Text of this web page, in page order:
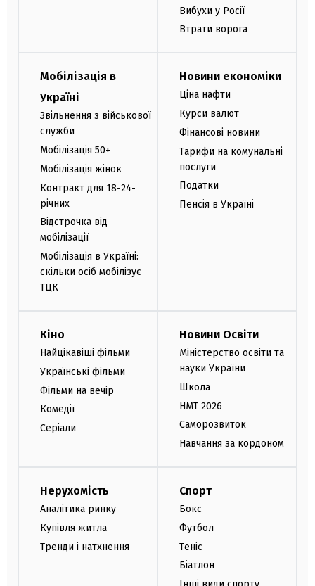
Вибухи у Росії
Втрати ворога
Мобілізація в
Україні
Звільнення з військової
служби
Мобілізація 50+
Мобілізація жінок
Контракт для 18-24-
річних
Відстрочка від
мобілізації
Мобілізація в Україні:
скільки осіб мобілізує
ТЦК
Новини економіки
Ціна нафти
Курси валют
Фінансові новини
Тарифи на комунальні
послуги
Податки
Пенсія в Україні
Кіно
Найцікавіші фільми
Українські фільми
Фільми на вечір
Комедії
Серіали
Новини Освіти
Міністерство освіти та
науки України
Школа
НМТ 2026
Саморозвиток
Навчання за кордоном
Нерухомість
Аналітика ринку
Купівля житла
Тренди і натхнення
Спорт
Бокс
Футбол
Теніс
Біатлон